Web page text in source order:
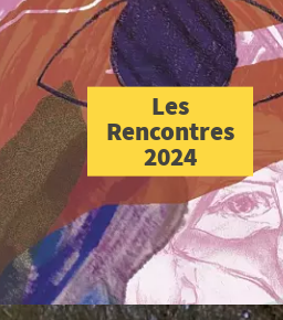
Les
Rencontres
2024